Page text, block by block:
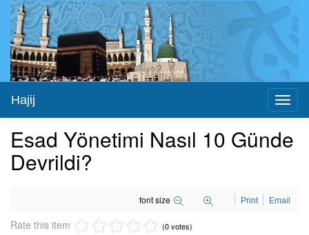
Hajij
Esad Yönetimi Nasıl 10 Günde
Devrildi?
font size Print Email
Rate this item (0 votes)